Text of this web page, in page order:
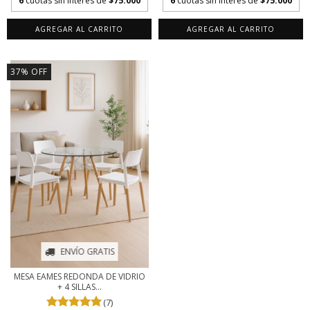
AGREGAR AL CARRITO AGREGAR AL CARRITO
37% OFF
ENVÍO GRATIS
MESA EAMES REDONDA DE VIDRIO
+ 4 SILLAS...
(7)